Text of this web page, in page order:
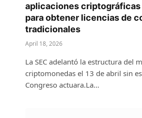
aplicaciones
para obtener licencias de
tradicionales
April 18, 2026
La SEC adelantó la estructura del
criptomonedas el 13 de abril sin
Congreso actuara.La…